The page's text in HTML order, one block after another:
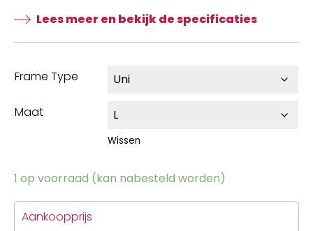
Lees meer en bekijk de specificaties
Frame Type
Maat
Wissen
1 op voorraad (kan nabesteld worden)
Aankoopprijs